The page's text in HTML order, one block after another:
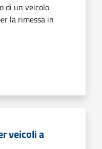
di un veicolo
la rimessa in
veicoli a